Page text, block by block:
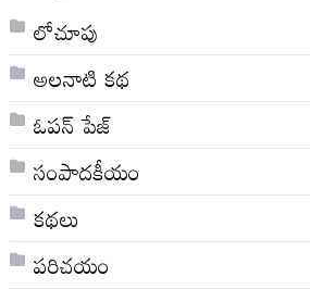
లోచూపు
అల‌నాటి క‌థ‌
ఓపన్ పేజ్
సంపాదకీయం
కథలు
పరిచయం